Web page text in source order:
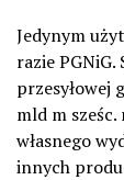
Jedynym
razie PGNiG.
przesyłowej
mld m sześc.
własnego
innych